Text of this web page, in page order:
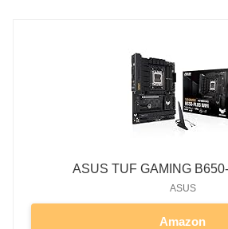
ASUS TUF GAMING
ASUS
Amazon